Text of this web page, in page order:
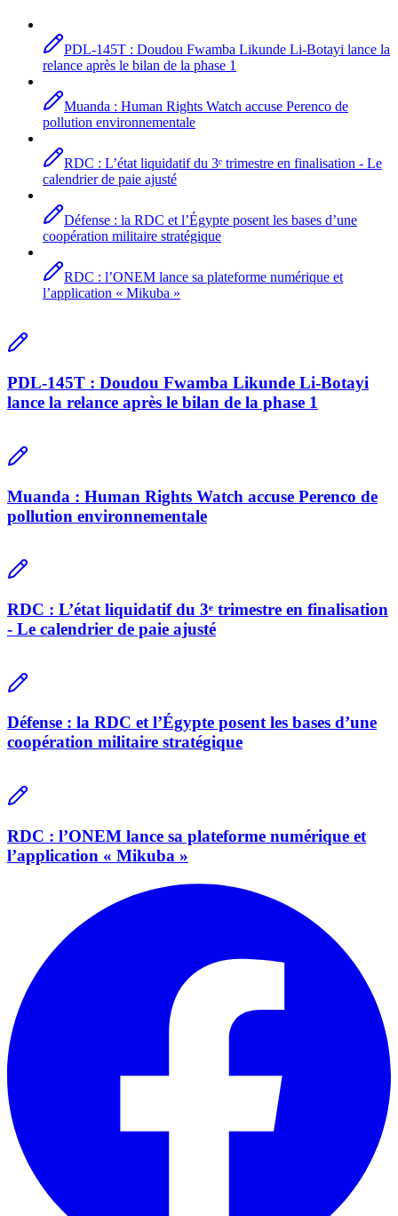
PDL-145T : Doudou Fwamba Likunde Li-Botayi lance la
relance après le bilan de la phase 1
Muanda : Human Rights Watch accuse Perenco de
pollution environnementale
RDC : L’état liquidatif du 3ᵉ trimestre en finalisation - Le
calendrier de paie ajusté
Défense : la RDC et l’Égypte posent les bases d’une
coopération militaire stratégique
RDC : l’ONEM lance sa plateforme numérique et
l’application « Mikuba »
PDL-145T : Doudou Fwamba Likunde Li-Botayi
lance la relance après le bilan de la phase 1
Muanda : Human Rights Watch accuse Perenco de
pollution environnementale
RDC : L’état liquidatif du 3ᵉ trimestre en finalisation
- Le calendrier de paie ajusté
Défense : la RDC et l’Égypte posent les bases d’une
coopération militaire stratégique
RDC : l’ONEM lance sa plateforme numérique et
l’application « Mikuba »